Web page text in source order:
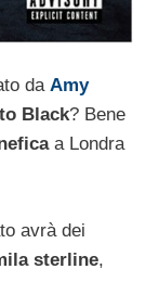
da Amy
Black? Bene
a Londra
avrà dei
sterline,